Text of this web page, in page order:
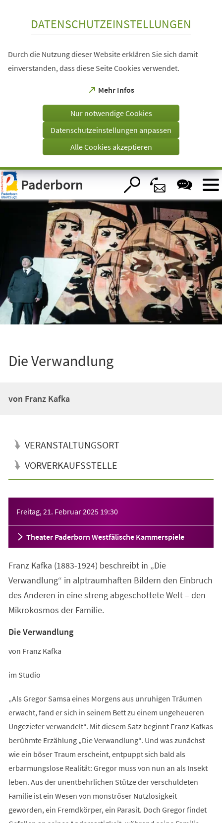
Visuelle
Assistenzsoftware
öffnen.
DATENSCHUTZEINSTELLUNGEN
Durch die Nutzung dieser Website erklären Sie sich damit
einverstanden, dass diese Seite Cookies verwendet.
Mehr Infos
(Öffnet
einem
Tab)
Nur notwendige Cookies
Datenschutzeinstellungen anpassen
Alle Cookies akzeptieren
Paderborn
Die Verwandlung
von Franz Kafka
VERANSTALTUNGSORT
VORVERKAUFSSTELLE
Freitag, 21. Februar 2025 19:30
Theater Paderborn Westfälische Kammerspiele
Franz Kafka (1883-1924) beschreibt in „Die
Verwandlung“ in alptraumhaften Bildern den Einbruch
des Anderen in eine streng abgeschottete Welt – den
Mikrokosmos der Familie.
Die Verwandlung
von Franz Kafka
im Studio
„Als Gregor Samsa eines Morgens aus unruhigen Träumen
erwacht, fand er sich in seinem Bett zu einem ungeheueren
Ungeziefer verwandelt“. Mit diesem Satz beginnt Franz Kafkas
berühmte Erzählung „Die Verwandlung“. Und was zunächst
wie ein böser Traum erscheint, entpuppt sich bald als
erbarmungslose Realität: Gregor muss von nun an als Insekt
leben. Aus der unentbehrlichen Stütze der verschuldeten
Familie ist ein Wesen von monströser Nutzlosigkeit
geworden, ein Fremdkörper, ein Parasit. Doch Gregor findet